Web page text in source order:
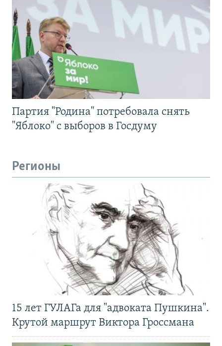
Партия "Родина" потребовала снять
"Яблоко" с выборов в Госдуму
Регионы
15 лет ГУЛАГа для "адвоката Пушкина".
Крутой маршрут Виктора Гроссмана